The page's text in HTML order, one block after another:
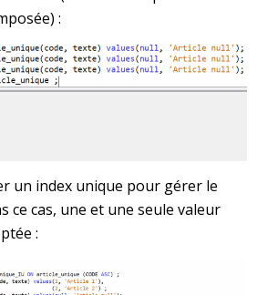
:
un index unique pour gérer le
ce cas, une et une seule valeur
: